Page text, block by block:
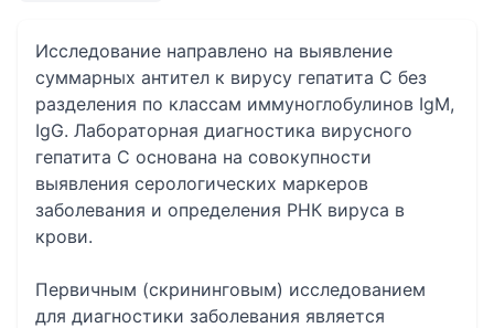
Исследование направлено на выявление
суммарных антител к вирусу гепатита С без
разделения по классам иммуноглобулинов IgM,
IgG. Лабораторная диагностика вирусного
гепатита С основана на совокупности
выявления серологических маркеров
заболевания и определения РНК вируса в
крови.
Первичным (скрининговым) исследованием
для диагностики заболевания является